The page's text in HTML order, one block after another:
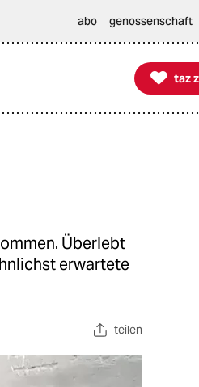
abo genossenschaft

taz zahl
taz
Überlebt
erwartete
teilen